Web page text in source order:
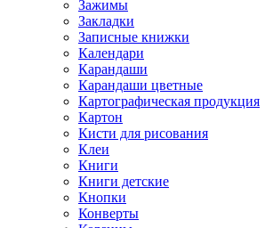
Зажимы
Закладки
Записные книжки
Календари
Карандаши
Карандаши цветные
Картографическая продукция
Картон
Кисти для рисования
Клеи
Книги
Книги детские
Кнопки
Конверты